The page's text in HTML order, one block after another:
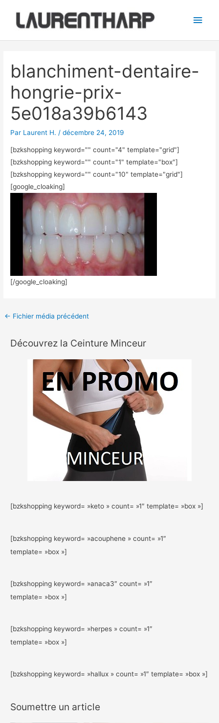
contenu
blanchiment-dentaire-
hongrie-prix-
5e018a39b6143
Par Laurent H. /décembre 24, 2019
[bzkshopping keyword="" count="4" template="grid"]
[bzkshopping keyword="" count="1" template="box"]
[bzkshopping keyword="" count="10" template="grid"]
[google_cloaking]
[/google_cloaking]
articles
← Fichier média précédent
Découvrez la Ceinture Minceur
[bzkshopping keyword= »keto » count= »1″ template= »box »]
[bzkshopping keyword= »acouphene » count= »1″
template= »box »]
[bzkshopping keyword= »anaca3″ count= »1″
template= »box »]
[bzkshopping keyword= »herpes » count= »1″
template= »box »]
[bzkshopping keyword= »hallux » count= »1″ template= »box »]
Soumettre un article